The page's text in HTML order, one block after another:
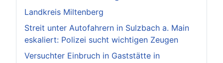
Landkreis Miltenberg
Streit unter Autofahrern in Sulzbach a. Main
eskaliert: Polizei sucht wichtigen Zeugen
Versuchter Einbruch in Gaststätte in